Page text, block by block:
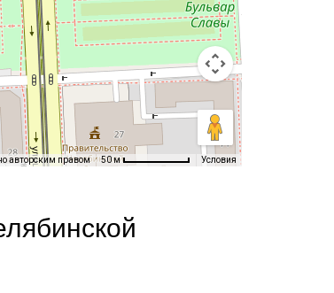
авторским правом 50 м Условия